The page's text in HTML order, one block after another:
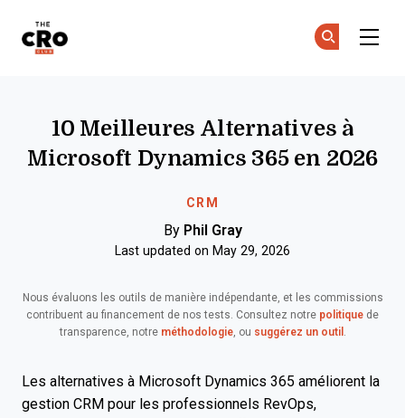
CRM
10 Meilleures Alternatives à
Microsoft Dynamics 365 en 2026
By Phil Gray
Last updated on May 29, 2026
Nous évaluons les outils de manière indépendante, et les commissions
contribuent au financement de nos tests. Consultez notre politique de
transparence, notre méthodologie, ou suggérez un outil .
Les alternatives à Microsoft Dynamics 365 améliorent la
gestion CRM pour les professionnels RevOps,